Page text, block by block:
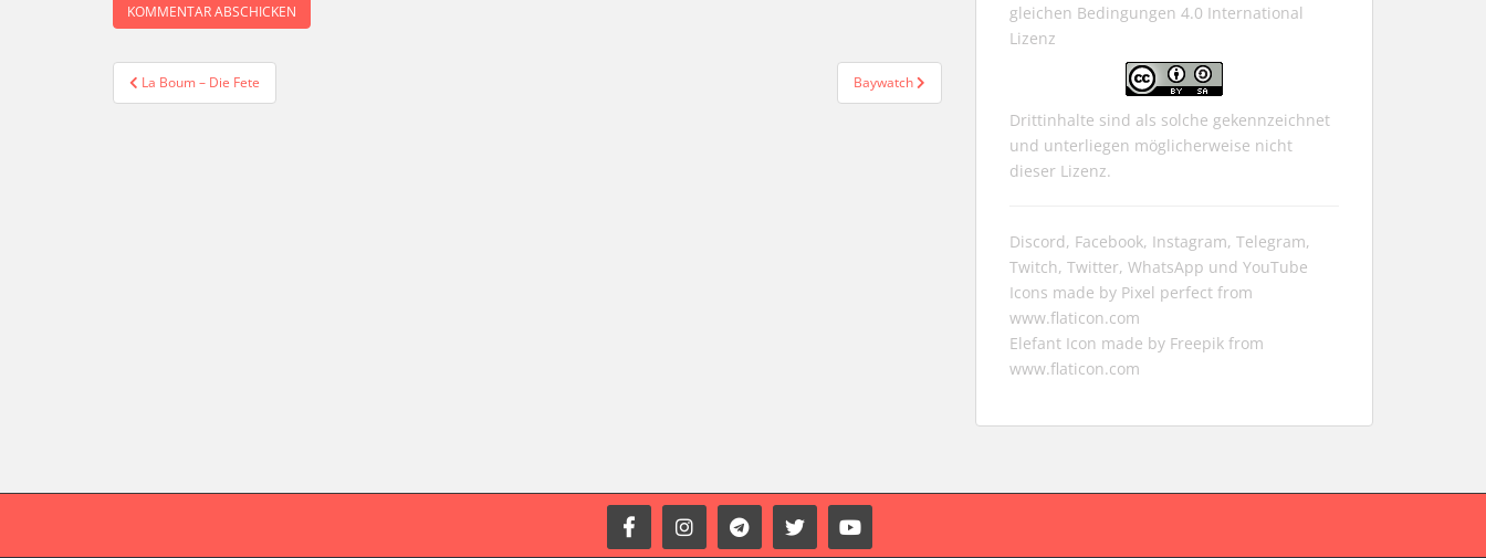
Beitragsnavigation
La Boum – Die Fete Baywatch
gleichen Bedingungen 4.0 International
Lizenz
Drittinhalte sind als solche gekennzeichnet
und unterliegen möglicherweise nicht
dieser Lizenz.
Discord, Facebook, Instagram, Telegram,
Twitch, Twitter, WhatsApp und YouTube
Icons made by Pixel perfect from
www.flaticon.com
Elefant Icon made by Freepik from
www.flaticon.com